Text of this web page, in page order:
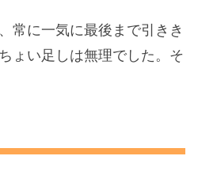
常に一気に最後まで引きき
ょい足しは無理でした。そ